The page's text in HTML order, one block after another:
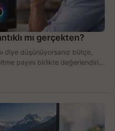
mı gerçekten?
diye düşünüyorsanız bütçe,
payını birlikte değerlendirin,